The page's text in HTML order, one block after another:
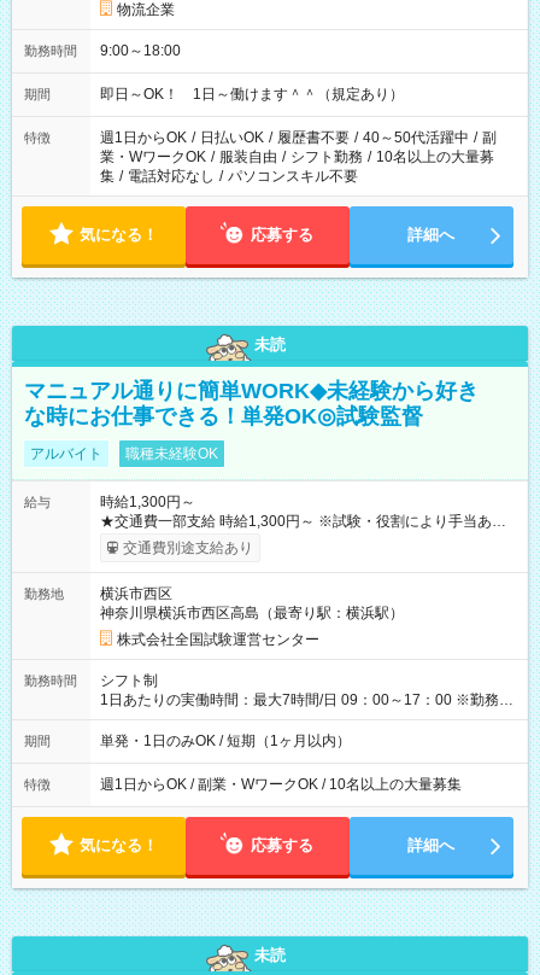
物流企業
勤務時間 9:00～18:00
期間 即日～OK！ 1日～働けます＾＾（規定あり）
特徴 週1日からOK / 日払いOK / 履歴書不要 / 40～50代活躍中 / 副
業・WワークOK / 服装自由 / シフト勤務 / 10名以上の大量募
集 / 電話対応なし / パソコンスキル不要
気になる！ 応募する 詳細へ
未読
マニュアル通りに簡単WORK◆未経験から好き
な時にお仕事できる！単発OK◎試験監督
アルバイト 職種未経験OK
給与
時給1,300円～
★交通費一部支給 時給1,300円～ ※試験・役割により手当あり
※勤務回数により昇給あり 【即給（前払い）オプションあ
り！】 希望される場合、勤務から1週間ほどで給与の一部を受け
例】 ・河合塾模擬試験 8:30～17:30（休憩1時間） 時給1,300円
×8時間＝日収10,400円＋交通費 ※当日の役割により時給＋100
円の場合あり ・国家試験 7:00～13:30（休憩なし） 時給1,300
円（役割手当＋100円）×6時間＝日収8,400円＋交通費 【試用期
間】試用期間なし
交通費別途支給あり
勤務地
横浜市西区
神奈川県横浜市西区高島（最寄り駅：横浜駅）
株式会社全国試験運営センター
勤務時間
シフト制
1日あたりの実働時間：最大7時間/日 09：00～17：00 ※勤務時
間は 試験により異なります。
期間 単発・1日のみOK / 短期（1ヶ月以内）
特徴 週1日からOK / 副業・WワークOK / 10名以上の大量募集
気になる！ 応募する 詳細へ
未読